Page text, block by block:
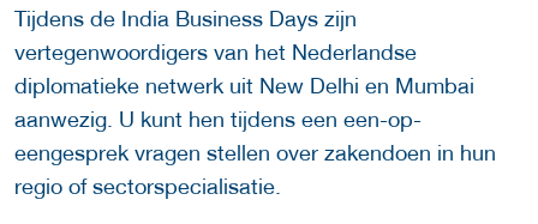
Tijdens de India Business Days zijn
vertegenwoordigers van het Nederlandse
diplomatieke netwerk uit New Delhi en Mumbai
aanwezig. U kunt hen tijdens een een-op-
eengesprek vragen stellen over zakendoen in hun
regio of sectorspecialisatie.